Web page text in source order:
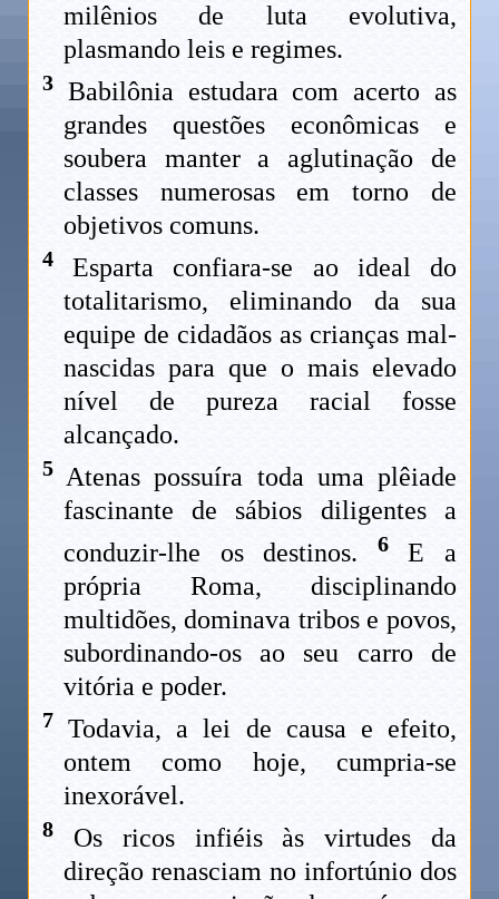
milênios de luta evolutiva,
plasmando leis e regimes.
3 Babilônia estudara com acerto as
grandes questões econômicas e
soubera manter a aglutinação de
classes numerosas em torno de
objetivos comuns.
4 Esparta confiara-se ao ideal do
totalitarismo, eliminando da sua
equipe de cidadãos as crianças mal-
nascidas para que o mais elevado
nível de pureza racial fosse
alcançado.
5 Atenas possuíra toda uma plêiade
fascinante de sábios diligentes a
conduzir-lhe os destinos.
6E a
própria Roma, disciplinando
multidões, dominava tribos e povos,
subordinando-os ao seu carro de
vitória e poder.
7 Todavia, a lei de causa e efeito,
ontem como hoje, cumpria-se
inexorável.
8 Os ricos infiéis às virtudes da
direção renasciam no infortúnio dos